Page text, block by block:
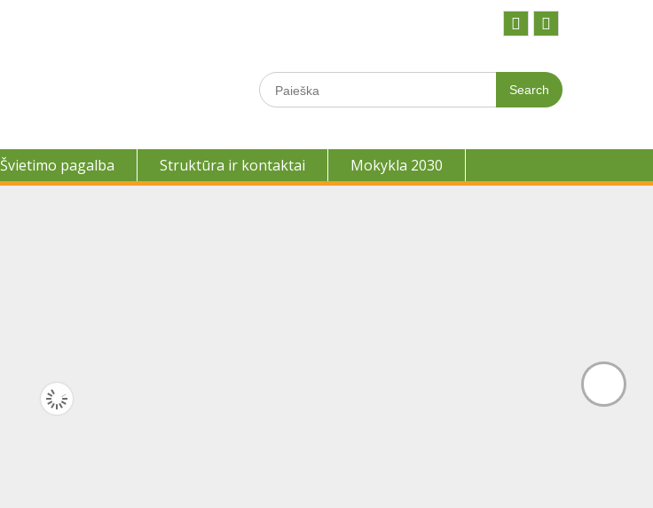
Search
for:
Švietimo pagalba Struktūra ir kontaktai Mokykla 2030